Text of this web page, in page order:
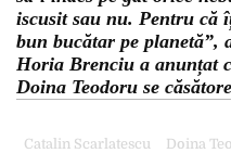
iscusit sau nu. Pentru că
bun bucătar pe planetă”,
Horia Brenciu a anunțat
Doina Teodoru se
Catalin Scarlatescu Doina